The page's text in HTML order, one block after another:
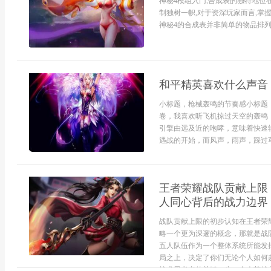
制独树一帜,对于资深玩家而言,掌
神秘4的合成表并非简单的物品排
和平精英喜欢什么声
小标题，枪械轰鸣的节奏感小标
卷，我喜欢听飞机掠过天空的轰
引擎由远及近的咆哮，意味着快
遇战的开始，而风声，雨声，踩
王者荣耀战队贡献上
人同心背后的战力边界
战队贡献上限的初步认知在王者
略一个更为深邃的概念，那就是
五人队伍作为一个整体系统所能
局之上，决定了你们无论个人如